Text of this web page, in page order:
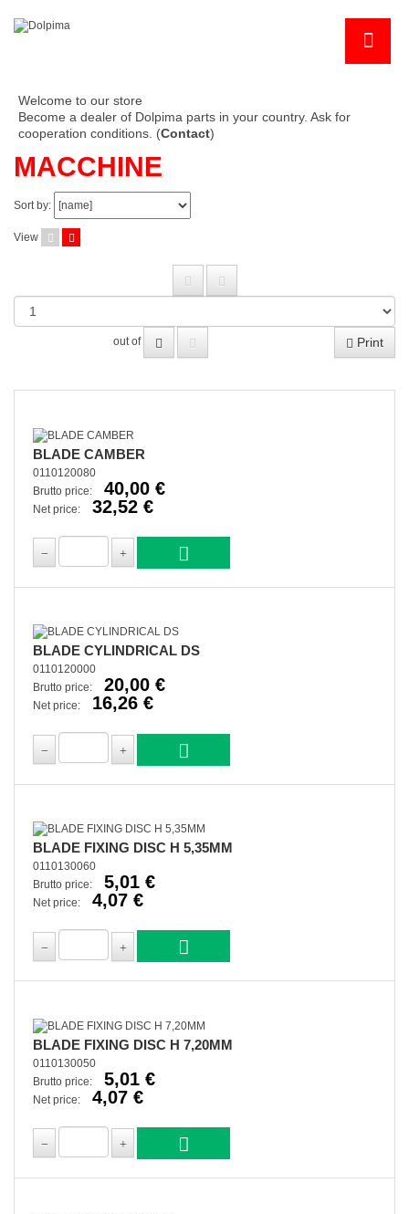
Welcome to our store
Become a dealer of Dolpima parts in your country. Ask for
cooperation conditions. (Contact)
MACCHINE
Sort by:
View
out of Print
BLADE CAMBER
0110120080
Brutto price:
40,00 €
Net price: 32,52 €
BLADE CYLINDRICAL DS
0110120000
Brutto price:
20,00 €
Net price: 16,26 €
BLADE FIXING DISC H 5,35MM
0110130060
Brutto price:
5,01 €
Net price: 4,07 €
BLADE FIXING DISC H 7,20MM
0110130050
Brutto price:
5,01 €
Net price: 4,07 €